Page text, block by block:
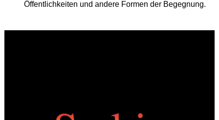
Öffentlichkeiten und andere Formen der Begegnung.